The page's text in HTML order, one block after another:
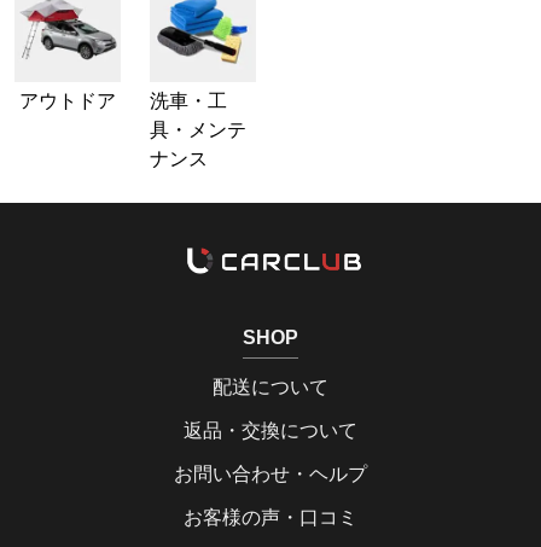
アウトドア
洗車・工
具・メンテ
ナンス
SHOP
配送について
返品・交換について
お問い合わせ・ヘルプ
お客様の声・口コミ